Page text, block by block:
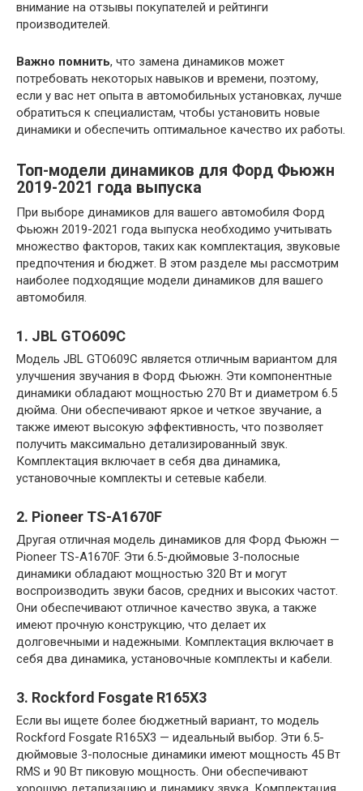
внимание на отзывы покупателей и рейтинги
производителей.
Важно помнить, что замена динамиков может
потребовать некоторых навыков и времени, поэтому,
если у вас нет опыта в автомобильных установках, лучше
обратиться к специалистам, чтобы установить новые
динамики и обеспечить оптимальное качество их работы.
Топ-модели динамиков для Форд Фьюжн
2019-2021 года выпуска
При выборе динамиков для вашего автомобиля Форд
Фьюжн 2019-2021 года выпуска необходимо учитывать
множество факторов, таких как комплектация, звуковые
предпочтения и бюджет. В этом разделе мы рассмотрим
наиболее подходящие модели динамиков для вашего
автомобиля.
1. JBL GTO609C
Модель JBL GTO609C является отличным вариантом для
улучшения звучания в Форд Фьюжн. Эти компонентные
динамики обладают мощностью 270 Вт и диаметром 6.5
дюйма. Они обеспечивают яркое и четкое звучание, а
также имеют высокую эффективность, что позволяет
получить максимально детализированный звук.
Комплектация включает в себя два динамика,
установочные комплекты и сетевые кабели.
2. Pioneer TS-A1670F
Другая отличная модель динамиков для Форд Фьюжн —
Pioneer TS-A1670F. Эти 6.5-дюймовые 3-полосные
динамики обладают мощностью 320 Вт и могут
воспроизводить звуки басов, средних и высоких частот.
Они обеспечивают отличное качество звука, а также
имеют прочную конструкцию, что делает их
долговечными и надежными. Комплектация включает в
себя два динамика, установочные комплекты и кабели.
3. Rockford Fosgate R165X3
Если вы ищете более бюджетный вариант, то модель
Rockford Fosgate R165X3 — идеальный выбор. Эти 6.5-
дюймовые 3-полосные динамики имеют мощность 45 Вт
RMS и 90 Вт пиковую мощность. Они обеспечивают